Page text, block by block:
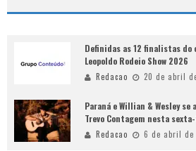
Definidas as 12 finalistas do
Leopoldo Rodeio Show 2026
Redacao 20 de abril
Paraná e Willian & Wesley
Trevo Contagem nesta
Redacao 6 de abril de